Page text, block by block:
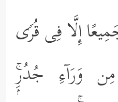
إِلَّا فِی قُرࣰى
وَرَاۤءِ جُدُرِۭۚ